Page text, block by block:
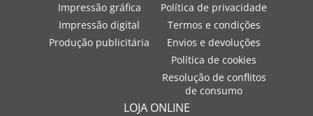
Impressão gráfica
Impressão digital
Produção publicitária
Política de privacidade
Termos e condições
Envios e devoluções
Política de cookies
Resolução de conflitos
de consumo
LOJA ONLINE